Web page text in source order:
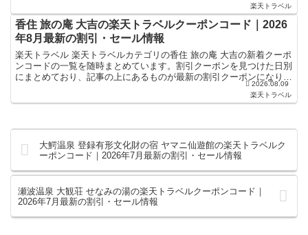
楽天トラベル
香住 旅の庵 大吉の楽天トラベルクーポンコード｜2026
年8月最新の割引・セール情報
楽天トラベル 楽天トラベルカテゴリの香住 旅の庵 大吉の新着クーポ
ンコードの一覧を随時まとめています。割引クーポンを見つけた日別
にまとめており、記事の上にあるものが最新の割引クーポンになりま
す。ホテル・旅館宿泊の予約などで使えるクーポンやセ...
2026.08.09
楽天トラベル
大鰐温泉 登録有形文化財の宿 ヤマニ仙遊館の楽天トラベルク
ーポンコード｜2026年7月最新の割引・セール情報
瀬波温泉 大観荘 せなみの湯の楽天トラベルクーポンコード｜
2026年7月最新の割引・セール情報